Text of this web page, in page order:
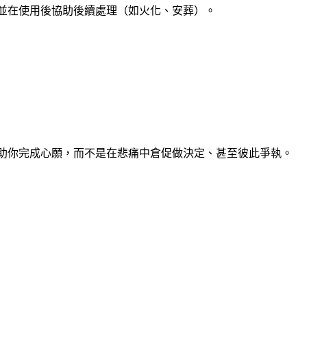
使用後協助後續處理（如火化、安葬）。
完成心願，而不是在悲痛中倉促做決定、甚至彼此爭執。